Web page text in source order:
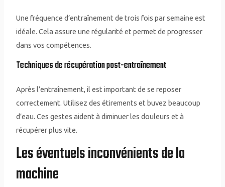
Une fréquence d’entraînement de trois fois par semaine est
idéale. Cela assure une régularité et permet de progresser
dans vos compétences.
Techniques de récupération post-entraînement
Après l’entraînement, il est important de se reposer
correctement. Utilisez des étirements et buvez beaucoup
d’eau. Ces gestes aident à diminuer les douleurs et à
récupérer plus vite.
Les éventuels inconvénients de la
machine